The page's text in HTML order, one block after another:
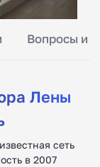
Вопросы и
Лены
сеть
в 2007